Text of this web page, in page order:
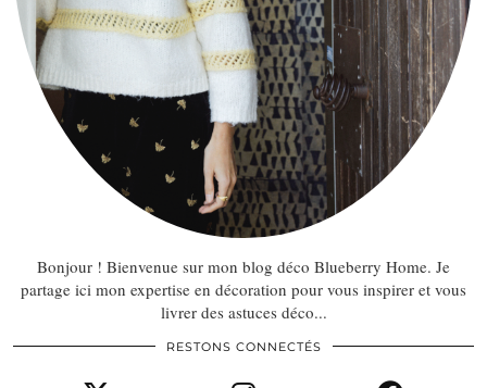
Bonjour ! Bienvenue sur mon blog déco Blueberry Home. Je
partage ici mon expertise en décoration pour vous inspirer et vous
livrer des astuces déco...
RESTONS CONNECTÉS